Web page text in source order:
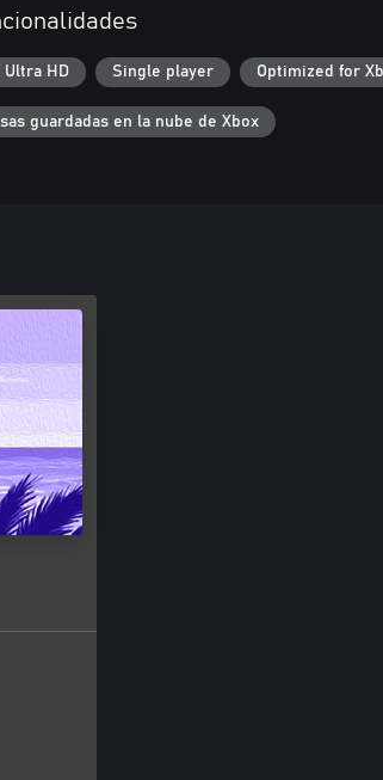
Ultra HD Single player Optimized for
guardadas en la nube de Xbox